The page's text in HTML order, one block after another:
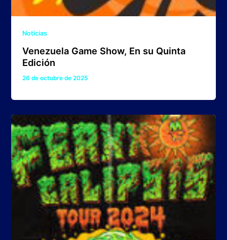
Noticias
Venezuela Game Show, En su Quinta
Edición
26 de octubre de 2025